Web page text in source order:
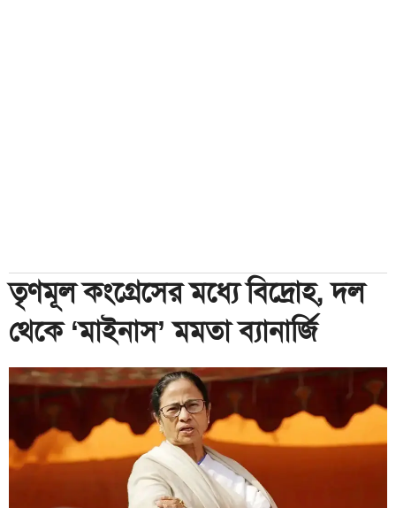
তৃণমূল কংগ্রেসের মধ্যে বিদ্রোহ, দল
থেকে ‘মাইনাস’ মমতা ব্যানার্জি